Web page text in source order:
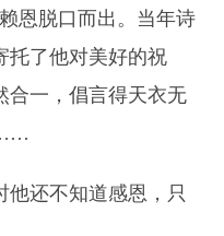
恩脱口而出。当年诗
托了他对美好的祝
合一，倡言得天衣无
……
他还不知道感恩，只